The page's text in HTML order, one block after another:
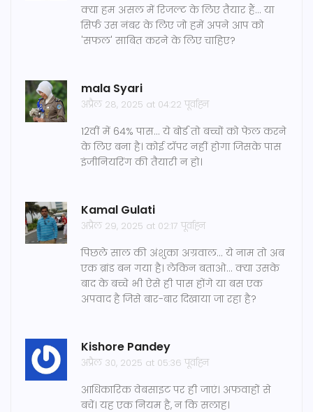
क्या हम असल में रिजल्ट के लिए तैयार हैं... या
सिर्फ उस नंबर के लिए जो हमें अपने आप को
'सफल' साबित करने के लिए चाहिए?
mala Syari
अप्रैल 28, 2025 at 04:22 पूर्वाह्न
12वीं में 64% पास... ये बोर्ड तो बच्चों को फेल करने
के लिए बना है। कोई टॉपर नहीं होगा जिसके पास
इंजीनियरिंग की तैयारी न हो।
Kamal Gulati
अप्रैल 29, 2025 at 02:17 पूर्वाह्न
पिछले साल की अंशुका अग्रवाल... ये नाम तो अब
एक ब्रांड बन गया है। लेकिन बताओ... क्या उसके
बाद के बच्चे भी ऐसे ही पास होंगे या बस एक
अपवाद है जिसे बार-बार दिखाया जा रहा है?
Kishore Pandey
अप्रैल 30, 2025 at 05:36 पूर्वाह्न
आधिकारिक वेबसाइट पर ही जाएं। अफवाहों से
बचें। यह एक नियम है, न कि सलाह।